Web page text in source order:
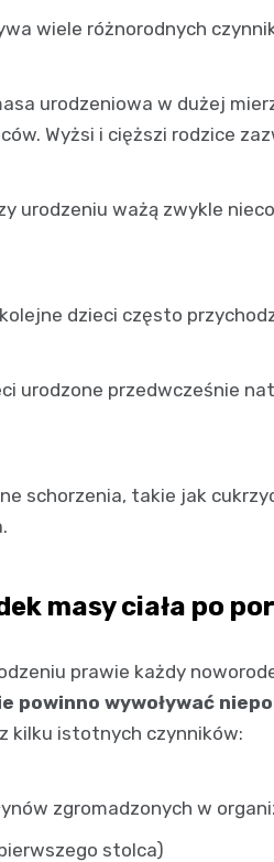
wiele różnorodnych
urodzeniowa w dużej
Wyżsi i cięższi rodzice
urodzeniu ważą zwykle
dzieci często
urodzone przedwcześnie
schorzenia, takie jak
masy ciała po
prawie każdy
powinno wywoływać
kilku istotnych czynników:
zgromadzonych w
stolca)